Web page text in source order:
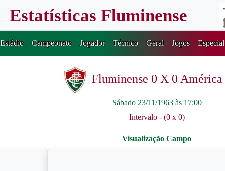
Estatísticas Fluminense
Estádio Campeonato Jogador Técnico Geral Jogos Especial
Fluminense 0 X 0 América
Sábado 23/11/1963 às 17:00
Intervalo - (0 x 0)